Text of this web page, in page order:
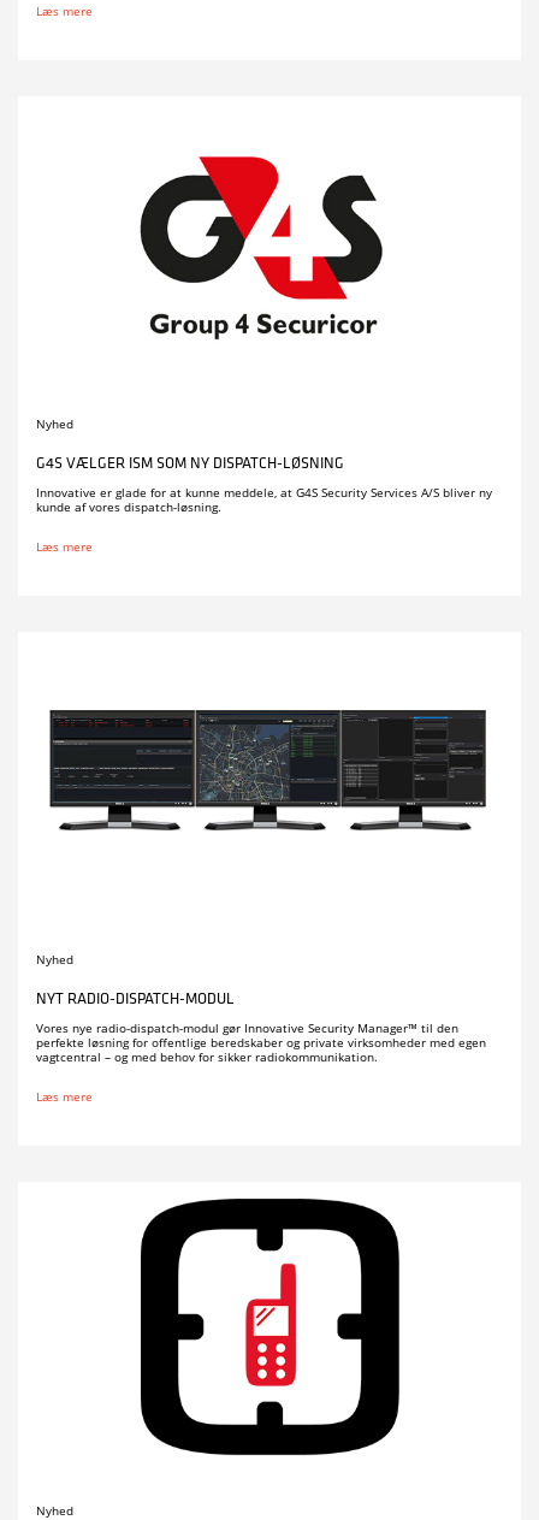
Læs mere
Nyhed
G4S VÆLGER ISM SOM NY DISPATCH-LØSNING
Innovative er glade for at kunne meddele, at G4S Security Services A/S bliver ny
kunde af vores dispatch-løsning.
Læs mere
Nyhed
NYT RADIO-DISPATCH-MODUL
Vores nye radio-dispatch-modul gør Innovative Security Manager™ til den
perfekte løsning for offentlige beredskaber og private virksomheder med egen
vagtcentral – og med behov for sikker radiokommunikation.
Læs mere
Nyhed